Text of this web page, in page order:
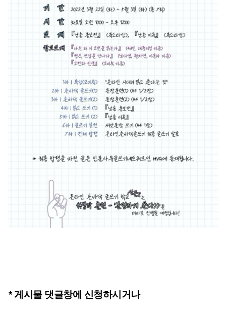
*게시물댓글창에 신청하시거나